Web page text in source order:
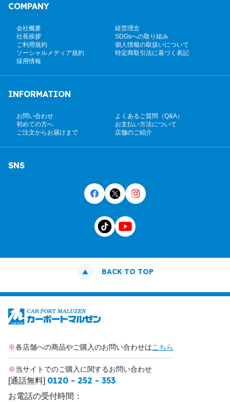
COMPANY
会社概要
経営理念
社長挨拶
SDGsへの取り組み
ご利用規約
個人情報の取扱いについて
ソーシャルメディア規約
特定商取引法に基づく表記
採用情報
INFORMATION
お問い合わせ
よくあるご質問（Q&A）
初めての方へ
お支払い方法について
ご注文からお届けまで
店舗のご紹介
SNS
BACK TO TOP
※各店舗への商品やご購入のお問い合わせはこちら
※当サイトでのご購入に関するお問い合わせ
[通話無料] 0120 - 252 - 353
お電話の受付時間：